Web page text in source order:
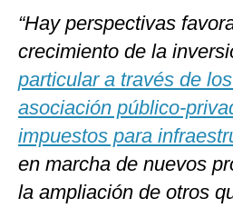
“Hay perspectivas
crecimiento de la
particular a través de
asociación público-
impuestos para
en marcha de nuevos
la ampliación de otros